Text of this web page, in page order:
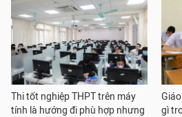
Thi tốt nghiệp THPT trên máy
tính là hướng đi phù hợp nhưng
gì